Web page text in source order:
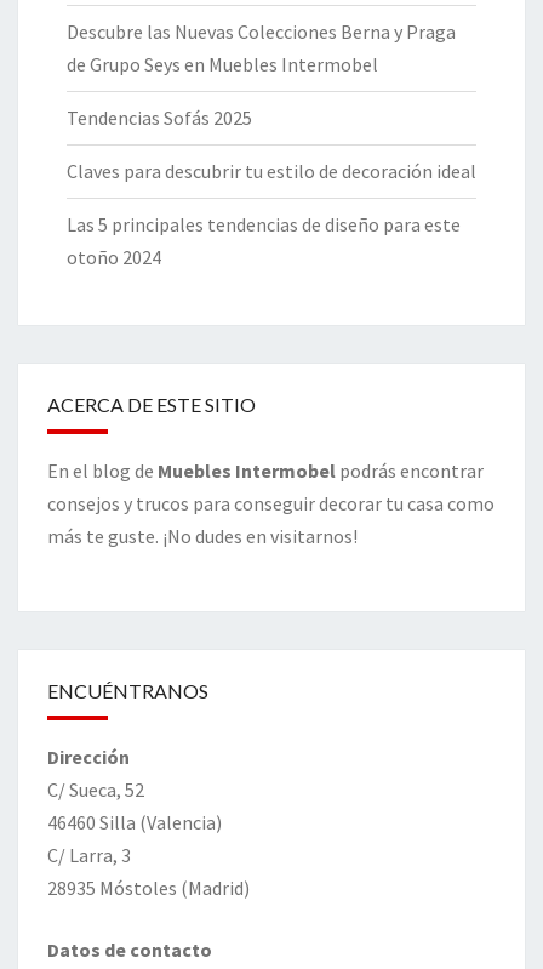
Descubre las Nuevas Colecciones Berna y Praga
de Grupo Seys en Muebles Intermobel
Tendencias Sofás 2025
Claves para descubrir tu estilo de decoración ideal
Las 5 principales tendencias de diseño para este
otoño 2024
ACERCA DE ESTE SITIO
En el blog de Muebles Intermobel podrás encontrar
consejos y trucos para conseguir decorar tu casa como
más te guste. ¡No dudes en visitarnos!
ENCUÉNTRANOS
Dirección
C/ Sueca, 52
46460 Silla (Valencia)
C/ Larra, 3
28935 Móstoles (Madrid)
Datos de contacto